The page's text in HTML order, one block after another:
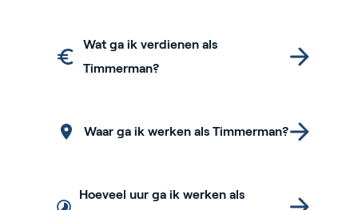
Wat ga ik verdienen als
Timmerman?
Waar ga ik werken als Timmerman?
Hoeveel uur ga ik werken als